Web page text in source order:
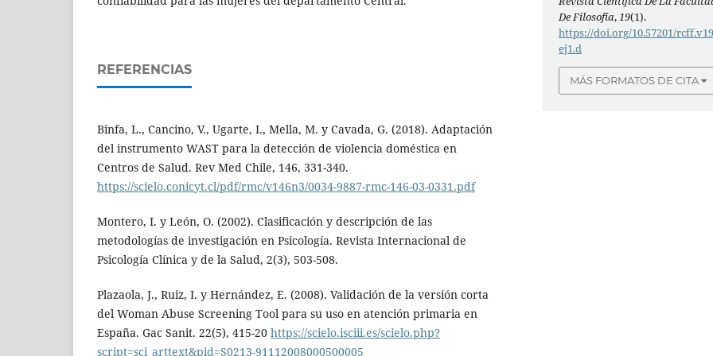
REFERENCIAS
Binfa, L., Cancino, V., Ugarte, I., Mella, M. y Cavada, G. (2018). Adaptación
del instrumento WAST para la detección de violencia doméstica en
Centros de Salud. Rev Med Chile, 146, 331-340.
https://scielo.conicyt.cl/pdf/rmc/v146n3/0034-9887-rmc-146-03-0331.pdf
Montero, I. y León, O. (2002). Clasificación y descripción de las
metodologías de investigación en Psicología. Revista Internacional de
Psicología Clínica y de la Salud, 2(3), 503-508.
Plazaola, J., Ruiz, I. y Hernández, E. (2008). Validación de la versión corta
del Woman Abuse Screening Tool para su uso en atención primaria en
España. Gac Sanit. 22(5), 415-20 https://scielo.isciii.es/scielo.php?
script=sci_arttext&pid=S0213-91112008000500005
De Filosofía,19(1).
https://doi.org/10.57201/
ej1.d
MÁS FORMATOS DE CITA